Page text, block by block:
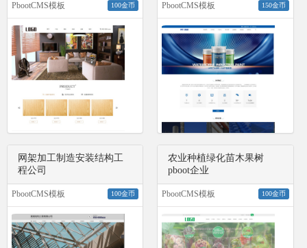
PbootCMS模板 100金币 PbootCMS模板 150金币
网架加工制造安装结构工
程公司
PbootCMS模板 100金币
农业种植绿化苗木果树
pboot企业
PbootCMS模板 100金币